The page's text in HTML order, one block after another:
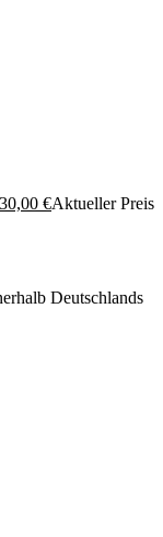
€Aktueller Preis
Deutschlands